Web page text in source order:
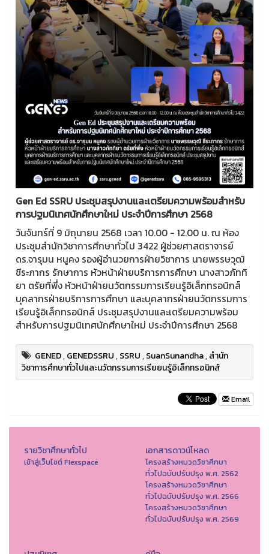
Gen Ed SSRU ประชุมสรุปงานและเตรียมความพร้อมสำหรับ
การปฐมนิเทศนักศึกษาใหม่ ประจำปีการศึกษา 2568
วันจันทร์ที่ 9 มิถุนายน 2568 เวลา 10.00 - 12.00 น. ณ ห้อง
ประชุมสำนักวิชาการศึกษาทั่วไป 3422 ผู้ช่วยศาสตราจารย์
ดร.จารุมน หนูคง รองผู้อำนวยการฝ่ายวิชาการ นายพรรษวุฒิ
ชีระภากร รักษาการ หัวหน้าฝ่ายบริการการศึกษา นางสาวภัททิ
ยา ตรัยที่พึ่ง หัวหน้าฝ่ายนวัตกรรมการเรียนรู้อิเล็กทรอนิกส์
บุคลากรฝ่ายบริการการศึกษา และบุคลากรฝ่ายนวัตกรรมการ
เรียนรู้อิเล็กทรอนิกส์ ประชุมสรุปงานและเตรียมความพร้อม
สำหรับการปฐมนิเทศนักศึกษาใหม่ ประจำปีการศึกษา 2568
GENED,GENEDSSRU,SSRU,SuanSunandha,สำนัก
วิชาการศึกษาทั่วไปและนวัตกรรมการเรียยนรู้อิเล็กทรอนิกส์
Email
รายวิชาศึกษาทั่วไป
เข้าสู่เว็บไซต์ Flexspace
เอกสารดาวน์โหลด
โครงสร้างหมวดวิชาศึกษา
ทั่วไปฉบับปรับปรุง พ.ศ. 2562
โครงสร้างหมวดวิชาศึกษา
ทั่วไปฉบับปรับปรุง พ.ศ. 2566
โครงสร้างหมวดวิชาศึกษา
ทั่วไปฉบับปรับปรุง พ.ศ. 2569